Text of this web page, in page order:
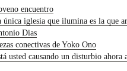
encuentro
única iglesia que ilumina es la que
Dias
conectivas de Yoko Ono
usted causando un disturbio ahora